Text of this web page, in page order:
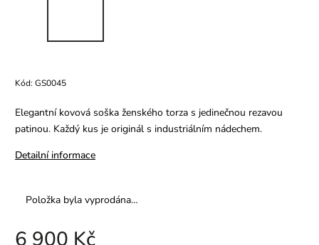
Kód: GS0045
Elegantní kovová soška ženského torza s jedinečnou rezavou
patinou. Každý kus je originál s industriálním nádechem.
Detailní informace
Položka byla vyprodána…
6 900 Kč